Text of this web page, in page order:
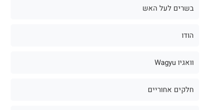
בשרים לעל האש
הודו
וואגיו Wagyu
חלקים אחוריים